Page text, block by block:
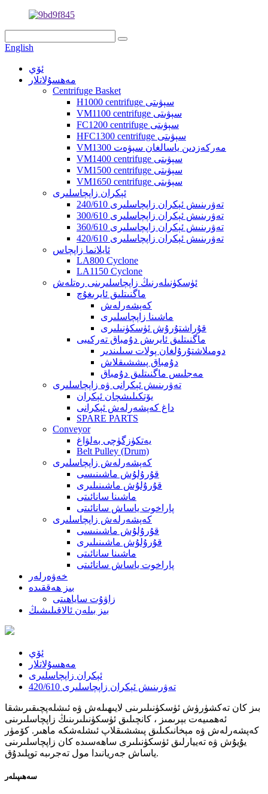
English
ئۆي
مەھسۇلاتلار
Centrifuge Basket
H1000 centrifuge سېۋىتى
VM1100 centrifuge سېۋىتى
FC1200 centrifuge سېۋىتى
HFC1300 centrifuge سېۋىتى
VM1300 مەركەزدىن ياسالغان سېۋەت
VM1400 centrifuge سېۋىتى
VM1500 centrifuge سېۋىتى
VM1650 centrifuge سېۋىتى
ئېكران زاپچاسلىرى
240/610 تەۋرىنىش ئېكران زاپچاسلىرى
300/610 تەۋرىنىش ئېكران زاپچاسلىرى
360/610 تەۋرىنىش ئېكران زاپچاسلىرى
420/610 تەۋرىنىش ئېكران زاپچاسلىرى
ئايلانما زاپچاس
LA800 Cyclone
LA1150 Cyclone
ئۈسكۈنىلەرنىڭ زاپچاسلىرىنى رەتلەش
ماگنىتلىق ئايرىغۇچ
كەپشەرلەش
ماشىنا زاپچاسلىرى
قۇراشتۇرۇش ئۈسكۈنىلىرى
ماگنىتلىق ئايرىش دۇمباق تەركىبى
دومىلاشتۇرۇلغان پولات سىلىندىر
دۇمباق پىششىقلاش
مەجلىس ماگنىتلىق دۇمباق
تەۋرىنىش ئېكرانى ۋە زاپچاسلىرى
يۆتكىلىشچان ئېكران
داغ كەپشەرلەش ئېكرانى
SPARE PARTS
Conveyor
يەتكۈزگۈچى بەلۋاغ
Belt Pulley (Drum)
كەپشەرلەش زاپچاسلىرى
قۇرۇلۇش ماشىنىسى
قۇرۇلۇش ماشىنىلىرى
ماشىنا سانائىتى
پاراخوت ياساش سانائىتى
كەپشەرلەش زاپچاسلىرى
قۇرۇلۇش ماشىنىسى
قۇرۇلۇش ماشىنىلىرى
ماشىنا سانائىتى
پاراخوت ياساش سانائىتى
خەۋەرلەر
بىز ھەققىدە
زاۋۇت ساياھىتى
بىز بىلەن ئالاقىلىشىڭ
ئۆي
مەھسۇلاتلار
ئېكران زاپچاسلىرى
420/610 تەۋرىنىش ئېكران زاپچاسلىرى
بىز كان تەكشۈرۈش ئۈسكۈنىلىرىنى لايىھىلەش ۋە ئىشلەپچىقىرىشقا
ئەھمىيەت بېرىمىز ، كانچىلىق ئۈسكۈنىلىرىنىڭ زاپچاسلىرىنى
كەپشەرلەش ۋە مېخانىكىلىق پىششىقلاپ ئىشلەشكە ماھىر. كۆمۈر
يۇيۇش ۋە تەييارلىق ئۈسكۈنىلىرى ساھەسىدە كان زاپچاسلىرىنى
ياساش جەريانىدا مول تەجرىبە توپلىدۇق.
سەھىپىلەر